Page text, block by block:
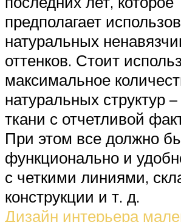
предполагает
натуральных
оттенков. Стоит
максимальное
натуральных структур
ткани с отчетливой
При этом все должно
функционально и
с четкими линиями,
конструкции и т. д.
Дизайн интерьера